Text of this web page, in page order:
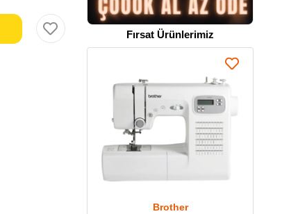
Fırsat Ürünlerimiz
Brother